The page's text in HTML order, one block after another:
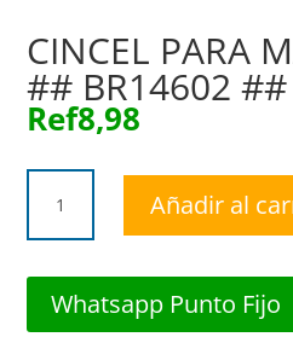
CINCEL PARA
## BR14602 ##
Ref8,98
PARA
MADERA
Añadir al
Whatsapp Punto Fijo